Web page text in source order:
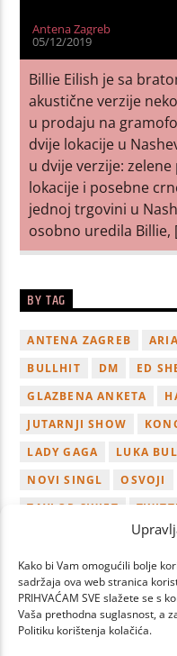
Kako bi Vam omogućili bolje
sadržaja ova web stranica
PRIHVAĆAM SVE slažete se s
Vaša prethodna suglasnost, a
Politiku korištenja kolačića.
Antena Zagreb
05/12/2019
Billie Eilish je sa
akustične verzije
u prodaju na
dvije lokacije u
u dvije verzije:
lokacije i posebne
jednoj trgovini u
osobno uredila Billie,
BY TAG
ANTENA ZAGREB
BULLHIT
DM ED
GLAZBENA ANKETA
JUTARNJI SHOW
LADY GAGA
LUKA
NOVI SINGL
OSVOJI
TAYLOR SWIFT